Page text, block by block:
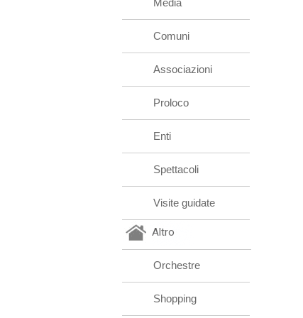
Media
Comuni
Associazioni
Proloco
Enti
Spettacoli
Visite guidate
Altro
Orchestre
Shopping